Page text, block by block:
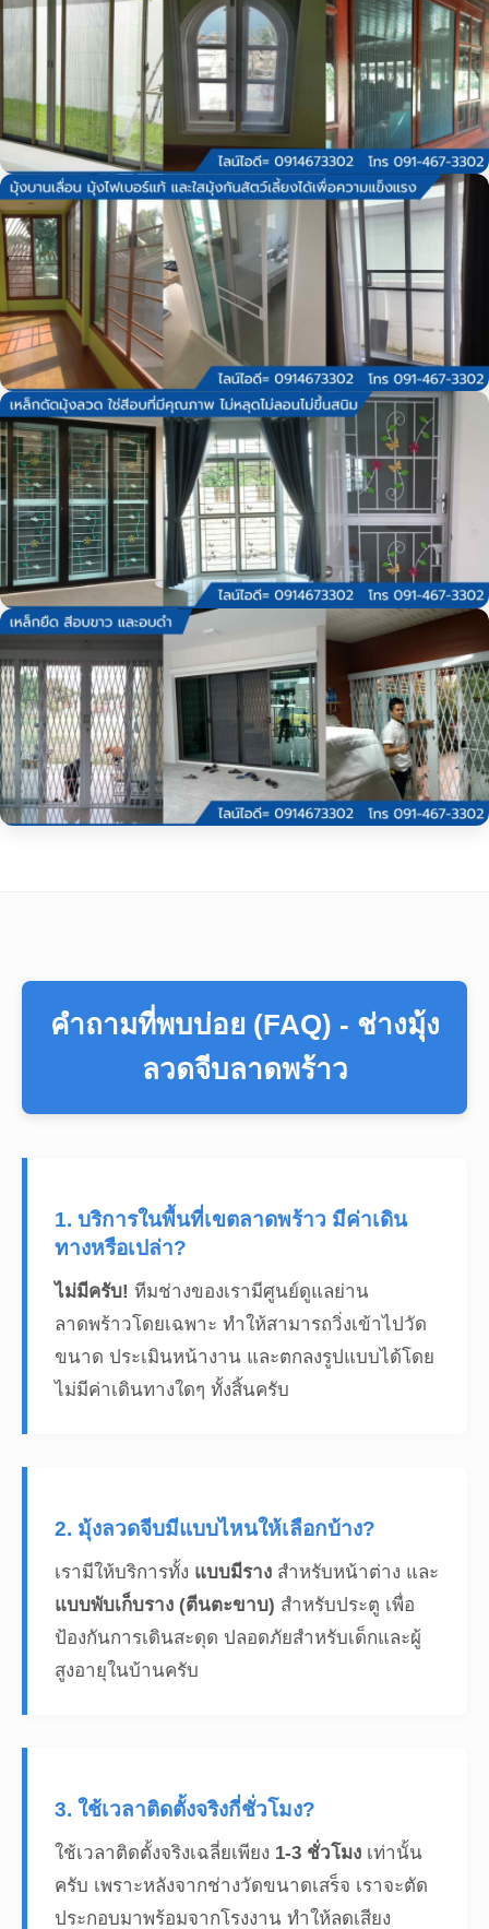
คำถามที่พบบ่อย (FAQ) - ช่างมุ้ง
ลวดจีบลาดพร้าว
1. บริการในพื้นที่เขตลาดพร้าว มีค่าเดิน
ทางหรือเปล่า?
ไม่มีครับ! ทีมช่างของเรามีศูนย์ดูแลย่าน
ลาดพร้าวโดยเฉพาะ ทำให้สามารถวิ่งเข้าไปวัด
ขนาด ประเมินหน้างาน และตกลงรูปแบบได้โดย
ไม่มีค่าเดินทางใดๆ ทั้งสิ้นครับ
2. มุ้งลวดจีบมีแบบไหนให้เลือกบ้าง?
เรามีให้บริการทั้ง แบบมีราง สำหรับหน้าต่าง และ
แบบพับเก็บราง (ตีนตะขาบ) สำหรับประตู เพื่อ
ป้องกันการเดินสะดุด ปลอดภัยสำหรับเด็กและผู้
สูงอายุในบ้านครับ
3. ใช้เวลาติดตั้งจริงกี่ชั่วโมง?
ใช้เวลาติดตั้งจริงเฉลี่ยเพียง 1-3 ชั่วโมง เท่านั้น
ครับ เพราะหลังจากช่างวัดขนาดเสร็จ เราจะตัด
ประกอบมาพร้อมจากโรงงาน ทำให้ลดเสียง